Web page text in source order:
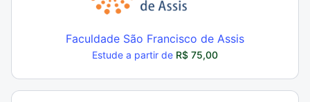
Faculdade São Francisco de Assis
Estude a partir de R$ 75,00